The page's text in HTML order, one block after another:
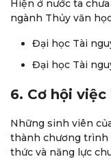
Hiện ở nước ta
ngành Thủy văn
Đại học Tài
Đại học Tài
6. Cơ hội
Những sinh viên
thành chương trình
thức và năng lực